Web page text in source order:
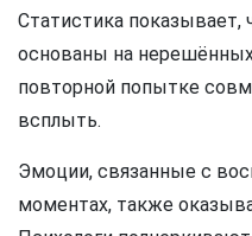
Статистика показывает,
основаны на
повторной попытке
всплыть.
Эмоции, связанные с
моментах, также